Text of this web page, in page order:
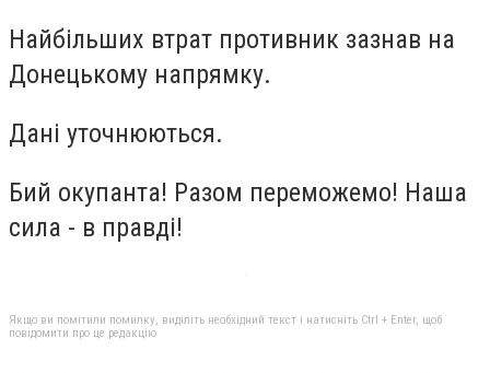
Найбільших втрат противник зазнав на
Донецькому напрямку.
Дані уточнюються.
Бий окупанта! Разом переможемо! Наша
сила - в правді!
Якщо ви помітили помилку, виділіть необхідний текст і натисніть Ctrl + Enter, щоб
повідомити про це редакцію